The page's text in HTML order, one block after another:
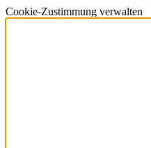
Cookie-Zustimmung verwalten